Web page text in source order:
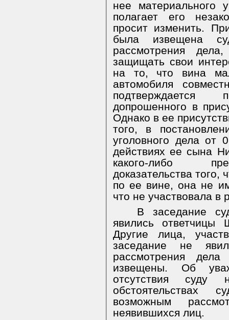
нее материального
полагает его
просит изменить.
была извещена
рассмотрения
защищать свои
на то, что вина
автомобиля
допрошенного в
Однако в ее
того, в
уголовного дела от
действиях ее сына
какого-либо
доказательства того,
по ее вине, она не
что не участвовала в
В заседание
явились
Другие лица,
заседание не
рассмотрения
извещены. Об
отсутствия
обстоятельствах
возможным
неявившихся лиц.